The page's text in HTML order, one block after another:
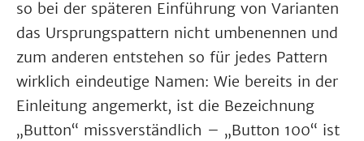
so bei der späteren Einführung von Varianten
das Ursprungspattern nicht umbenennen und
zum anderen entstehen so für jedes Pattern
wirklich eindeutige Namen: Wie bereits in der
Einleitung angemerkt, ist die Bezeichnung
„Button“ missverständlich – „Button 100“ ist